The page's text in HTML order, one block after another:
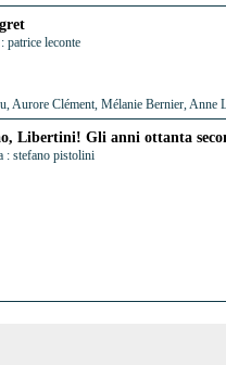
patrice leconte
Aurore Clément, Mélanie Bernier, Anne
Libertini! Gli anni ottanta
: stefano pistolini